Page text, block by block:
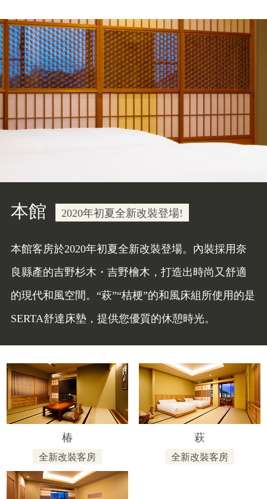
本館 2020年初夏全新改裝登場!
本館客房於2020年初夏全新改裝登場。內裝採用奈
良縣產的吉野杉木・吉野檜木，打造出時尚又舒適
的現代和風空間。“萩”“桔梗”的和風床組所使用的是
SERTA舒達床墊，提供您優質的休憩時光。
椿
全新改裝客房
萩
全新改裝客房